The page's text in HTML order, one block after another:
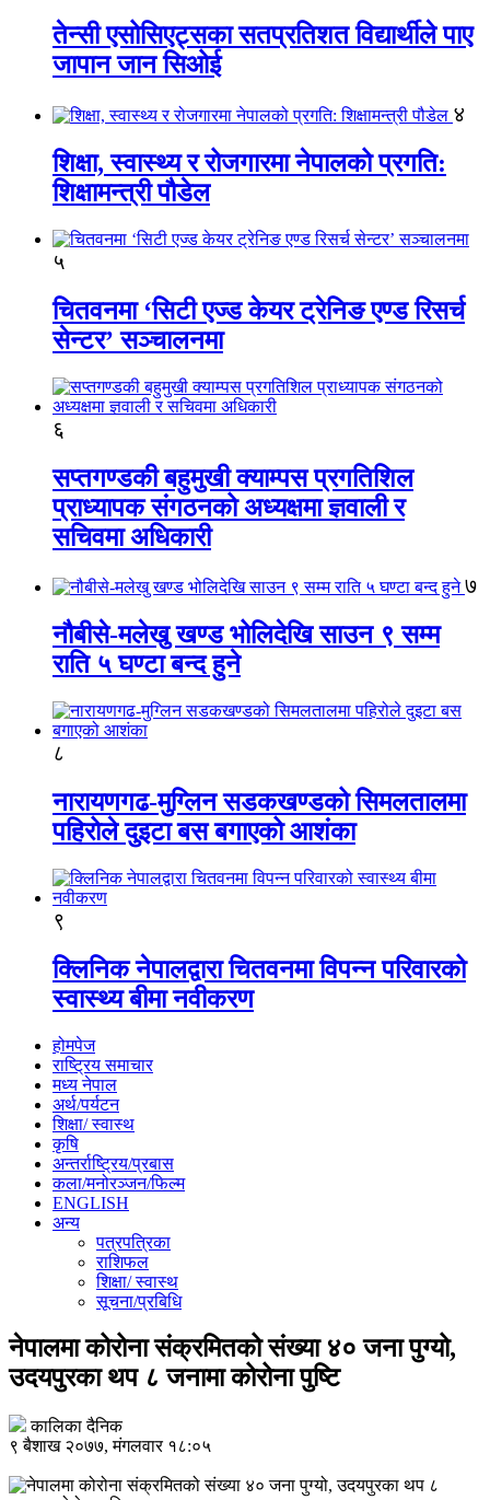
तेन्सी एसोसिएट्सका सतप्रतिशत विद्यार्थीले पाए
जापान जान सिओई
४
शिक्षा, स्वास्थ्य र रोजगारमा नेपालको प्रगति:
शिक्षामन्त्री पौडेल
५
चितवनमा ‘सिटी एज्ड केयर ट्रेनिङ एण्ड रिसर्च
सेन्टर’ सञ्चालनमा
६
सप्तगण्डकी बहुमुखी क्याम्पस प्रगतिशिल
प्राध्यापक संगठनको अध्यक्षमा ज्ञवाली र
सचिवमा अधिकारी
७
नौबीसे-मलेखु खण्ड भोलिदेखि साउन ९ सम्म
राति ५ घण्टा बन्द हुने
८
नारायणगढ-मुग्लिन सडकखण्डको सिमलतालमा
पहिरोले दुइटा बस बगाएको आशंका
९
क्लिनिक नेपालद्वारा चितवनमा विपन्न परिवारको
स्वास्थ्य बीमा नवीकरण
होमपेज
राष्ट्रिय समाचार
मध्य नेपाल
अर्थ/पर्यटन
शिक्षा/ स्वास्थ
कृषि
अन्तर्राष्ट्रिय/प्रबास
कला/मनोरञ्जन/फिल्म
ENGLISH
अन्य
पत्रपत्रिका
राशिफल
शिक्षा/ स्वास्थ
सूचना/प्रबिधि
नेपालमा कोरोना संक्रमितको संख्या ४० जना पुग्यो,
उदयपुरका थप ८ जनामा कोरोना पुष्टि
कालिका दैनिक
९ बैशाख २०७७, मंगलवार १८:०५